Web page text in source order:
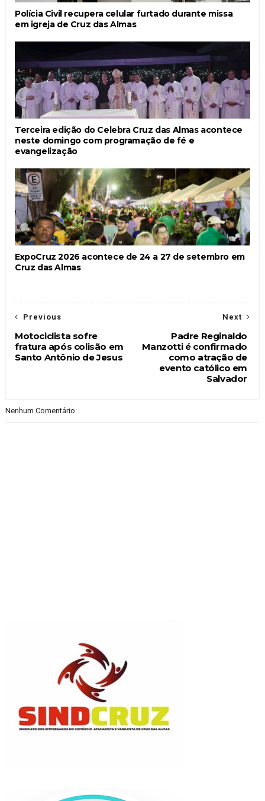
Polícia Civil recupera celular furtado durante missa
em igreja de Cruz das Almas
Terceira edição do Celebra Cruz das Almas acontece
neste domingo com programação de fé e
evangelização
ExpoCruz 2026 acontece de 24 a 27 de setembro em
Cruz das Almas
Next
Padre Reginaldo
Manzotti é confirmado
como atração de
evento católico em
Salvador
Previous
Motociclista sofre
fratura após colisão em
Santo Antônio de Jesus
Nenhum Comentário: